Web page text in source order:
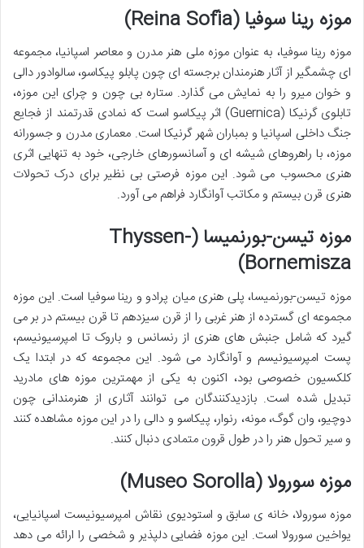
موزه رینا سوفیا (Reina Sofía)
موزه رینا سوفیا، به عنوان موزه ملی هنر مدرن و معاصر اسپانیا، مجموعه
ای چشمگیر از آثار هنرمندان برجسته ای چون پابلو پیکاسو، سالوادور دالی
و خوان میرو را به نمایش می گذارد. ستاره بی چون و چرای این موزه،
تابلوی گرنیکا (Guernica) اثر پیکاسو است که نمادی قدرتمند از فجایع
جنگ داخلی اسپانیا و بمباران شهر گرنیکا است. معماری مدرن و جسورانه
موزه، با راهروهای شیشه ای و آسانسورهای خارجی، خود به تنهایی اثری
هنری محسوب می شود. این موزه فرصتی بی نظیر برای درک تحولات
هنری قرن بیستم و مکاتب آوانگارد فراهم می آورد.
موزه تیسن-بورنمیسا (Thyssen-
Bornemisza)
موزه تیسن-بورنمیسا، پلی هنری میان پرادو و رینا سوفیا است. این موزه
مجموعه ای گسترده از هنر غربی را از قرن سیزدهم تا قرن بیستم در بر می
گیرد که شامل جنبش های هنری از رنسانس و باروک تا امپرسیونیسم،
پست امپرسیونیسم و آوانگارد می شود. این مجموعه که در ابتدا یک
کلکسیون خصوصی بود، اکنون به یکی از مهمترین موزه های مادرید
تبدیل شده است. بازدیدکنندگان می توانند آثاری از هنرمندانی چون
دوچیو، وان گوگ، مونه، رنوار، پیکاسو و دالی را در این موزه مشاهده کنند
و سیر تحول هنر را در طول قرون متمادی دنبال کنند.
موزه سورولا (Museo Sorolla)
موزه سورولا، خانه ی سابق و استودیوی نقاش امپرسیونیست اسپانیایی،
یواخین سورولا است. این موزه فضایی دلپذیر و شخصی را ارائه می دهد